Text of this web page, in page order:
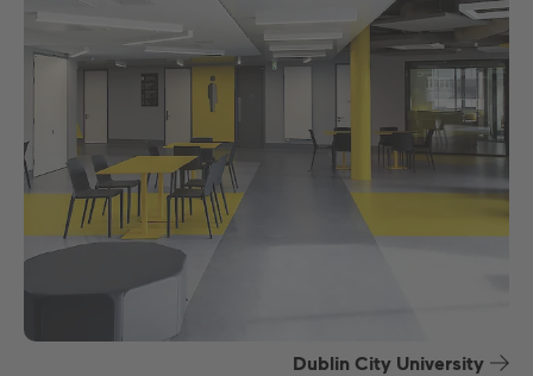
Dublin City University